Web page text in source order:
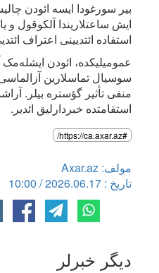
بیر سورغودا ایسه ائودن
ایش ساعتلاریندا آلکوقول و
استفاده ائتدیینی اعتراف
عمومیلیکده، ائودن ایشله‌مک
سوسیال تماسلارین
منفی تأثیر گؤستره بیلر.
استقامتده خبردارلیق ائدیر.
#https://ca.axar.az/
مولف: Axar.az
تاریخ : 2026.06.17 / 10:00
دیگر خبرلر